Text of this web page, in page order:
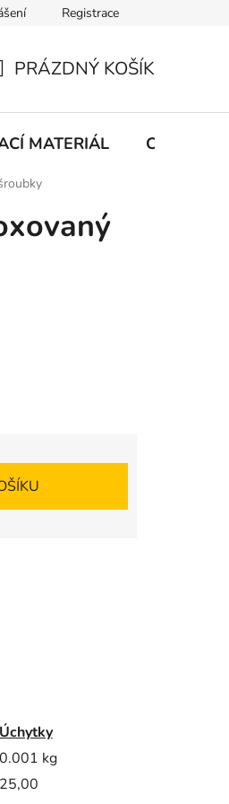
Registrace
PRÁZDNÝ KOŠÍK
MATERIÁL CHEMIE
Úchytky
0.001 kg
25,00